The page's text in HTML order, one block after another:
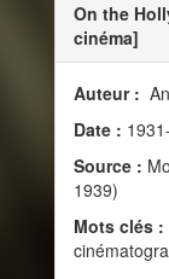
On the
cinéma]
Auteur :
Date :
Source :
1939)
Mots clés :